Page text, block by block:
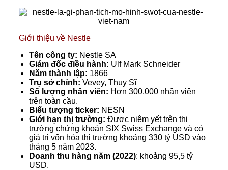
Giới thiệu về Nestle
Tên công ty: Nestle SA
Giám đốc điều hành: Ulf Mark Schneider
Năm thành lập: 1866
Trụ sở chính: Vevey, Thụy Sĩ
Số lượng nhân viên: Hơn 300.000 nhân viên
trên toàn cầu.
Biểu tượng ticker: NESN
Giới hạn thị trường: Được niêm yết trên thị
trường chứng khoán SIX Swiss Exchange và có
giá trị vốn hóa thị trường khoảng 330 tỷ USD vào
tháng 5 năm 2023.
Doanh thu hàng năm (2022): khoảng 95,5 tỷ
USD.